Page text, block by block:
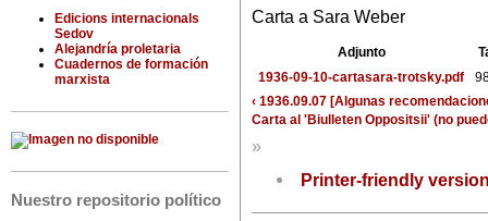
Edicions internacionals
Sedov
Alejandría proletaria
Cuadernos de formación
marxista
Nuestro repositorio político
Carta a Sara Weber
Adjunto
1936-09-10-cartasara-trotsky.pdf
‹ 1936.09.07 [Algunas
Carta al 'Biulleten Oppositsii' (no
»
Printer-friendly